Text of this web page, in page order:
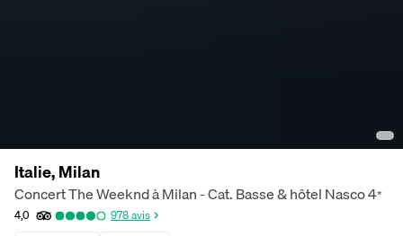
Italie, Milan
Concert The Weeknd à Milan - Cat. Basse & hôtel Nasco4*
4,0 978avis